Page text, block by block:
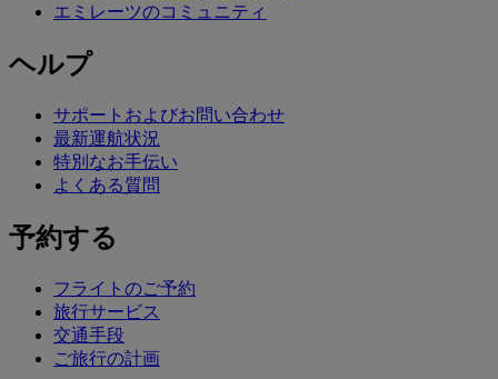
エミレーツのコミュニティ
ヘルプ
サポートおよびお問い合わせ
最新運航状況
特別なお手伝い
よくある質問
予約する
フライトのご予約
旅行サービス
交通手段
ご旅行の計画